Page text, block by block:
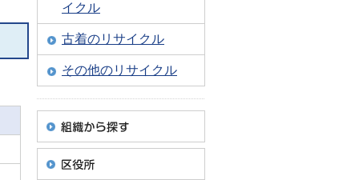
イクル
古着のリサイクル
その他のリサイクル